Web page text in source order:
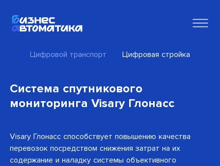
Цифровой транспорт Цифровая стройка
Система спутникового
мониторинга Visary Глонасс
Visary Глонасс способствует повышению качества
перевозок посредством снижения затрат на их
содержание и наладку системы объективного